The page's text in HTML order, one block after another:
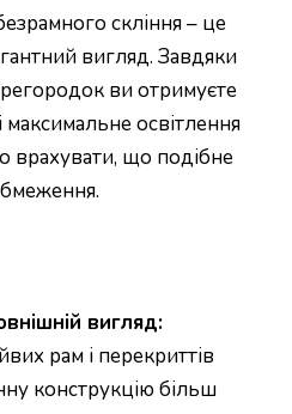
скління – це
вигляд. Завдяки
ви отримуєте
освітлення
врахувати, що подібне
вигляд:
рам і перекриттів
конструкцію більш